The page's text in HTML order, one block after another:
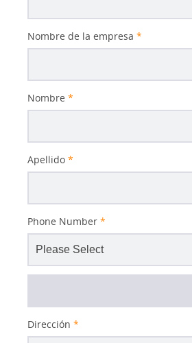
Nombre de la empresa *
Nombre *
Apellido *
Phone Number *
Dirección *